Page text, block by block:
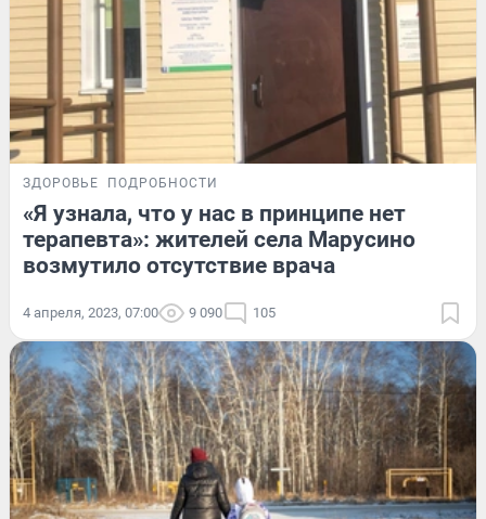
ЗДОРОВЬЕ ПОДРОБНОСТИ
«Я узнала, что у нас в принципе нет
терапевта»: жителей села Марусино
возмутило отсутствие врача
4 апреля, 2023, 07:00 9 090 105